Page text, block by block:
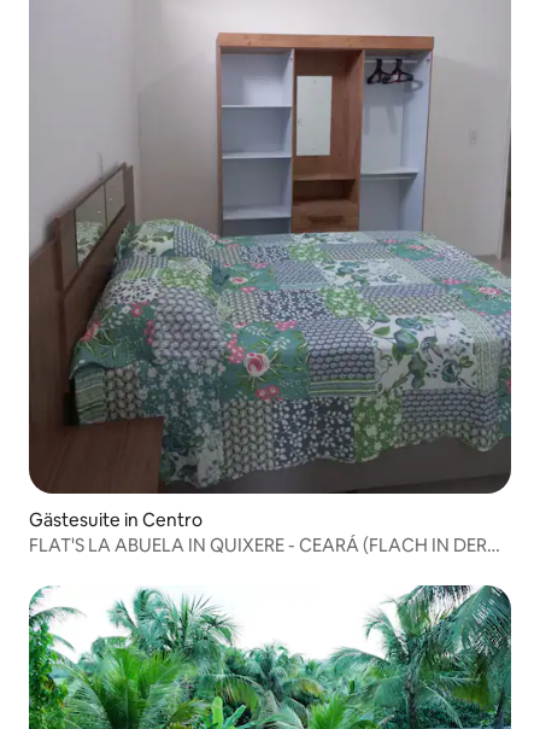
Gästesuite in Centro
FLAT'S LA ABUELA IN QUIXERE - CEARÁ (FLACH IN DER